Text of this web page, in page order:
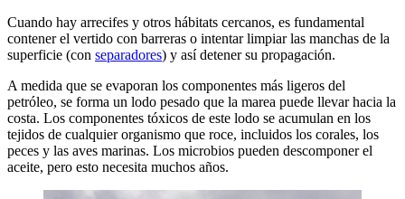
Cuando hay arrecifes y otros hábitats cercanos, es fundamental
contener el vertido con barreras o intentar limpiar las manchas de la
superficie (con separadores) y así detener su propagación.
A medida que se evaporan los componentes más ligeros del
petróleo, se forma un lodo pesado que la marea puede llevar hacia la
costa. Los componentes tóxicos de este lodo se acumulan en los
tejidos de cualquier organismo que roce, incluidos los corales, los
peces y las aves marinas. Los microbios pueden descomponer el
aceite, pero esto necesita muchos años.